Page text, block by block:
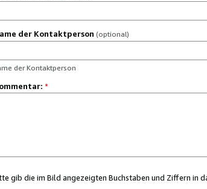
der Kontaktperson (optional)
der Kontaktperson
*
gib die im Bild angezeigten Buchstaben und Ziffern in